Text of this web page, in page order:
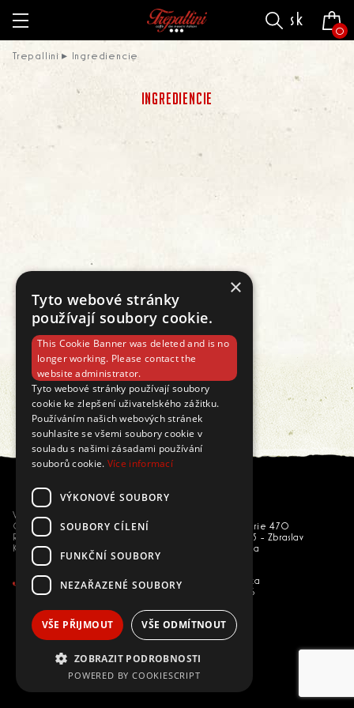
sk
0
Trepallini Ingrediencie
INGREDIENCIE
Všetko o nákupe
Obchodné podmienky
Reklamácia
Kontakty
U národní galerie 470
156 00 Praha 5 - Zbraslav
Česká republika
zákaznícka linka
02/33 66 33 66
×
Tyto webové stránky
používají soubory cookie.
This Cookie Banner was deleted and is no
longer working. Please contact the
website administrator.
Tyto webové stránky používají soubory
cookie ke zlepšení uživatelského zážitku.
Používáním našich webových stránek
souhlasíte se všemi soubory cookie v
souladu s našimi zásadami používání
souborů cookie. Více informací
VÝKONOVÉ SOUBORY
SOUBORY CÍLENÍ
FUNKČNÍ SOUBORY
NEZAŘAZENÉ SOUBORY
VŠE PŘIJMOUT VŠE ODMÍTNOUT
ZOBRAZIT PODROBNOSTI
POWERED BY COOKIESCRIPT